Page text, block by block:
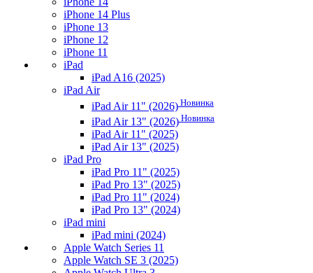
iPhone 14 Plus
iPhone 13
iPhone 12
iPhone 11
iPad
iPad A16 (2025)
iPad Air
iPad Air 11" (2026) Новинка
iPad Air 13" (2026) Новинка
iPad Air 11" (2025)
iPad Air 13" (2025)
iPad Pro
iPad Pro 11" (2025)
iPad Pro 13" (2025)
iPad Pro 11" (2024)
iPad Pro 13" (2024)
iPad mini
iPad mini (2024)
Apple Watch Series 11
Apple Watch SE 3 (2025)